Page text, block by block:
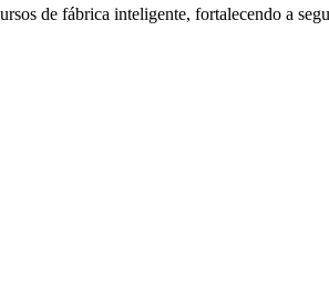
de fábrica inteligente, fortalecendo a